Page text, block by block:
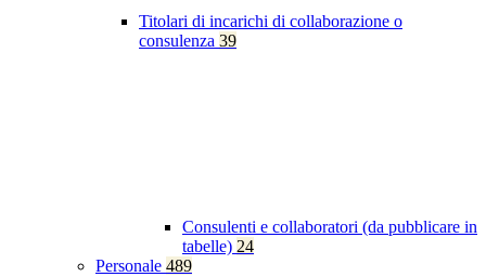
Titolari di incarichi di collaborazione o
consulenza 39
Consulenti e collaboratori (da pubblicare in
tabelle) 24
Personale 489